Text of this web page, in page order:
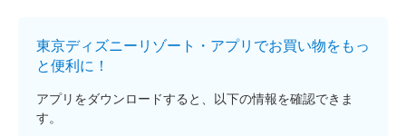
東京ディズニーリゾート・アプリでお買い物をもっ
と便利に！
アプリをダウンロードすると、以下の情報を確認できま
す。